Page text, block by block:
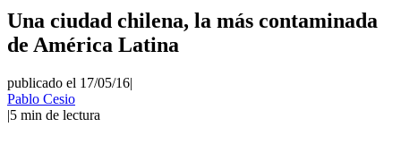
Una ciudad chilena, la más contaminada
de América Latina
publicado el 17/05/16|
Pablo Cesio
|5 min de lectura